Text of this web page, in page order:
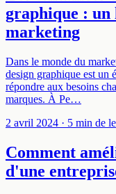
graphique : un
marketing
Dans le monde du
design graphique est un
répondre aux besoins
marques. À Pe…
2 avril 2024 · 5 min de
Comment
d'une